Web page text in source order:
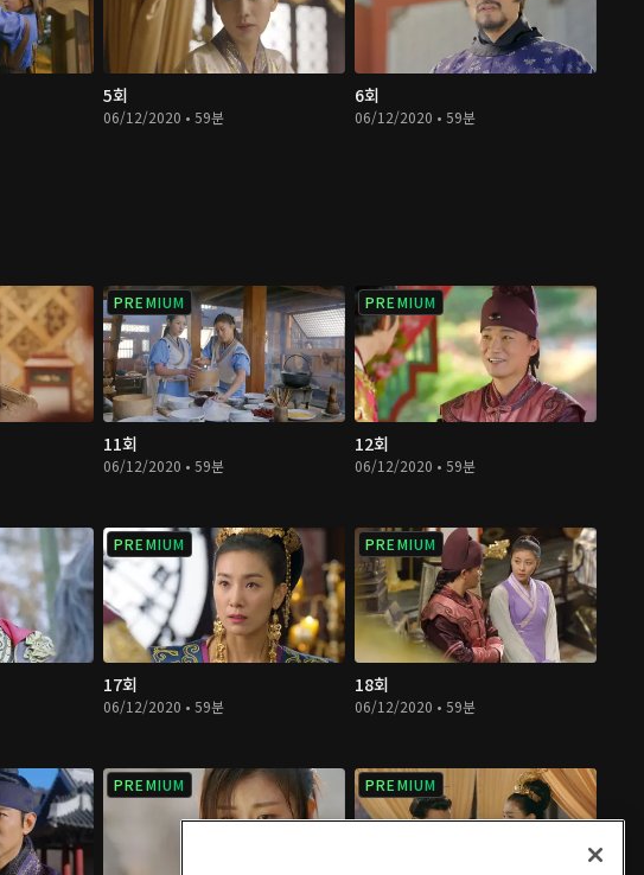
5회
06/12/2020 • 59분
6회
06/12/2020 • 59분
PREMIUM
11회
06/12/2020 • 59분
PREMIUM
12회
06/12/2020 • 59분
PREMIUM
17회
06/12/2020 • 59분
PREMIUM
18회
06/12/2020 • 59분
PREMIUM PREMIUM